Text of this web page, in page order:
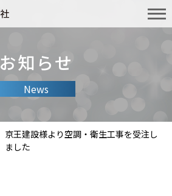
お知らせ
News
京王建設様より空調・衛生工事を受注し
ました